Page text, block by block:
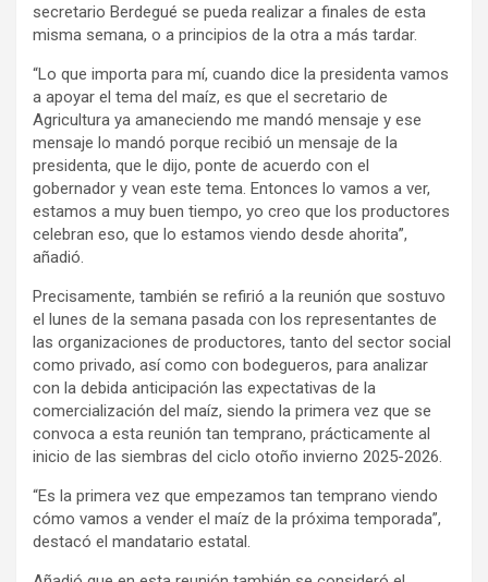
secretario Berdegué se pueda realizar a finales de esta
misma semana, o a principios de la otra a más tardar.
“Lo que importa para mí, cuando dice la presidenta vamos
a apoyar el tema del maíz, es que el secretario de
Agricultura ya amaneciendo me mandó mensaje y ese
mensaje lo mandó porque recibió un mensaje de la
presidenta, que le dijo, ponte de acuerdo con el
gobernador y vean este tema. Entonces lo vamos a ver,
estamos a muy buen tiempo, yo creo que los productores
celebran eso, que lo estamos viendo desde ahorita”,
añadió.
Precisamente, también se refirió a la reunión que sostuvo
el lunes de la semana pasada con los representantes de
las organizaciones de productores, tanto del sector social
como privado, así como con bodegueros, para analizar
con la debida anticipación las expectativas de la
comercialización del maíz, siendo la primera vez que se
convoca a esta reunión tan temprano, prácticamente al
inicio de las siembras del ciclo otoño invierno 2025-2026.
“Es la primera vez que empezamos tan temprano viendo
cómo vamos a vender el maíz de la próxima temporada”,
destacó el mandatario estatal.